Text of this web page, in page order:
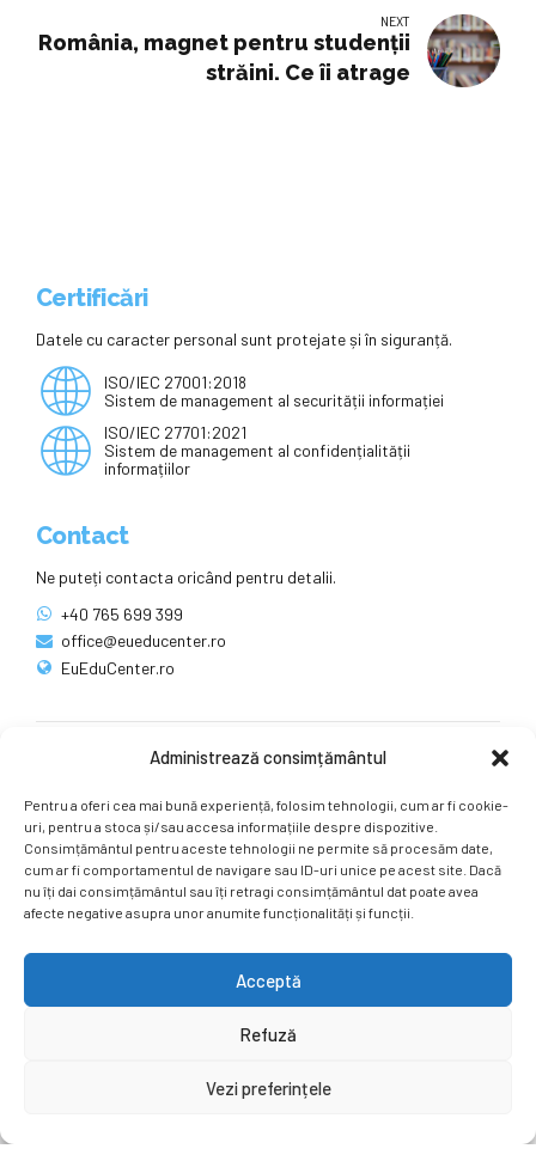
Administrează consimțământul
Pentru a oferi cea mai bună experiență, folosim tehnologii, cum ar fi cookie-
uri, pentru a stoca și/sau accesa informațiile despre dispozitive.
Consimțământul pentru aceste tehnologii ne permite să procesăm date,
cum ar fi comportamentul de navigare sau ID-uri unice pe acest site. Dacă
nu îți dai consimțământul sau îți retragi consimțământul dat poate avea
afecte negative asupra unor anumite funcționalități și funcții.
Acceptă
Refuză
Vezi preferințele
Majoritatea nu au educaţie
pentru a fi bogaţi şi atunci apar
NEXT
România, magnet pentru studenții
străini. Ce îi atrage
Certificări
Datele cu caracter personal sunt protejate și în siguranță.
ISO/IEC 27001:2018
Sistem de management al securității informației
ISO/IEC 27701:2021
Sistem de management al confidențialității
informațiilor
Contact
Ne puteți contacta oricând pentru detalii.
+40 765 699 399
office@eueducenter.ro
EuEduCenter.ro
Ne puteți găsi și pe rețelele sociale.